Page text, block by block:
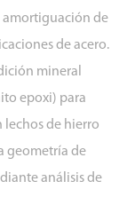
de
de acero.
mineral
epoxi) para
lechos de hierro
geometría de
análisis de